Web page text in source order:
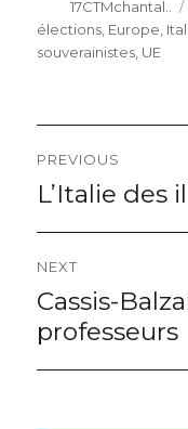
Author
17CTMchantal..
élections Europe
souverainistes UE
Navigation
de
l’article
PREVIOUS
Previous
L’Italie des
NEXT
Next
Cassis-
professeurs